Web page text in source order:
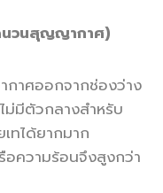
วนสุญญากาศ)
าศออกจากช่องว่าง
มีตัวกลางสำหรับ
ทได้ยากมาก
อความร้อนจึงสูงกว่า